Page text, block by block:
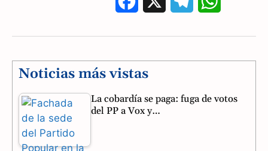
e
o
Noticias más vistas
La cobardía se paga: fuga de votos
del PP a Vox y…